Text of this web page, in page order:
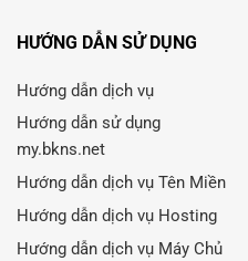
HƯỚNG DẪN SỬ DỤNG
Hướng dẫn dịch vụ
Hướng dẫn sử dụng
my.bkns.net
Hướng dẫn dịch vụ Tên Miền
Hướng dẫn dịch vụ Hosting
Hướng dẫn dịch vụ Máy Chủ